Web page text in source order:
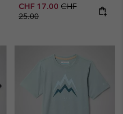
Sale price:
CHF 17.00 Regular price:
CHF
25.00